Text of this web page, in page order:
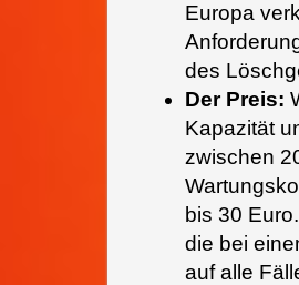
Europa
des
Der Preis:
Kapazität
zwischen
bis 30
die bei
auf alle